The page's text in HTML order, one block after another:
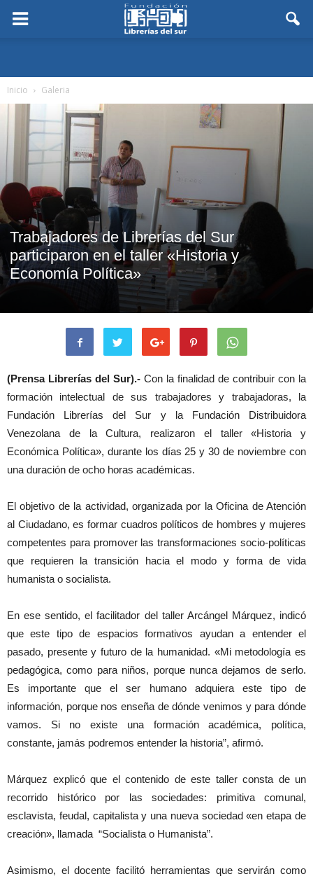
Inicio Galeria
Trabajadores de Librerías del Sur
participaron en el taller «Historia y
Economía Política»
(Prensa Librerías del Sur).- Con la finalidad de contribuir con la
formación intelectual de sus trabajadores y trabajadoras, la
Fundación Librerías del Sur y la Fundación Distribuidora
Venezolana de la Cultura, realizaron el taller «Historia y
Económica Política», durante los días 25 y 30 de noviembre con
una duración de ocho horas académicas.
El objetivo de la actividad, organizada por la Oficina de Atención
al Ciudadano, es formar cuadros políticos de hombres y mujeres
competentes para promover las transformaciones socio-políticas
que requieren la transición hacia el modo y forma de vida
humanista o socialista.
En ese sentido, el facilitador del taller Arcángel Márquez, indicó
que este tipo de espacios formativos ayudan a entender el
pasado, presente y futuro de la humanidad. «Mi metodología es
pedagógica, como para niños, porque nunca dejamos de serlo.
Es importante que el ser humano adquiera este tipo de
información, porque nos enseña de dónde venimos y para dónde
vamos. Si no existe una formación académica, política,
constante, jamás podremos entender la historia”, afirmó.
Márquez explicó que el contenido de este taller consta de un
recorrido histórico por las sociedades: primitiva comunal,
esclavista, feudal, capitalista y una nueva sociedad «en etapa de
creación», llamada “Socialista o Humanista”.
Asimismo, el docente facilitó herramientas que servirán como